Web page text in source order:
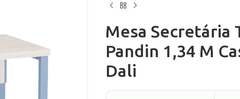
Mesa Secretária
Pandin 1,34 M
Dali